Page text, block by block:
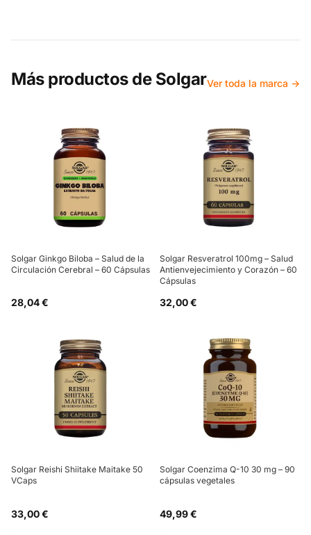
Más productos de SolgarVer toda la marca →
Solgar Ginkgo Biloba – Salud de la
Circulación Cerebral – 60 Cápsulas
28,04 €
Solgar Resveratrol 100mg – Salud
Antienvejecimiento y Corazón – 60
Cápsulas
32,00 €
Solgar Reishi Shiitake Maitake 50
VCaps
33,00 €
Solgar Coenzima Q-10 30 mg – 90
cápsulas vegetales
49,99 €